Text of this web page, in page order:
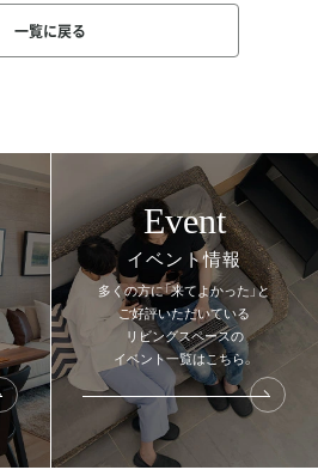
一覧に戻る
Event
イベント情報
多くの方に「来てよかった」と
ご好評いただいている
リビングスペースの
イベント一覧はこちら。